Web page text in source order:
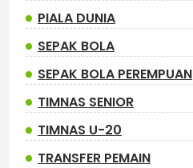
PIALA DUNIA
SEPAK BOLA
SEPAK BOLA PEREMPUAN
TIMNAS SENIOR
TIMNAS U-20
TRANSFER PEMAIN